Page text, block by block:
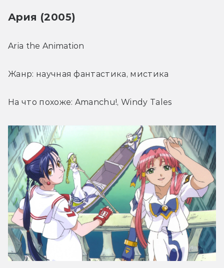
Ария (2005)
Aria the Animation
Жанр: научная фантастика, мистика
На что похоже: Amanchu!, Windy Tales